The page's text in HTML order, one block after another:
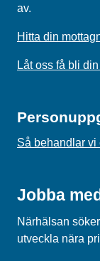
av.
Hitta din
Låt oss få bli
Så behandlar
Jobba
Närhälsan
utveckla nära